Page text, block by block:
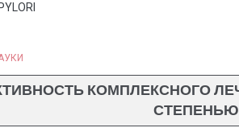
КОМПЛЕКСНОГО
СТЕПЕНЬЮ